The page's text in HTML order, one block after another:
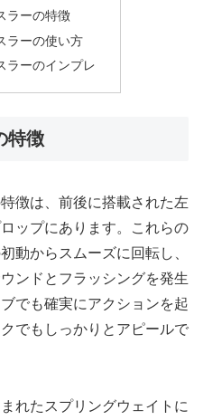
ラーの特徴
ラーの使い方
ラーのインプレ
特徴
徴は、前後に搭載された左
ップにあります。これらの
動からスムーズに回転し、
ンドとフラッシングを発生
でも確実にアクションを起
でもしっかりとアピールで
れたスプリングウェイトに